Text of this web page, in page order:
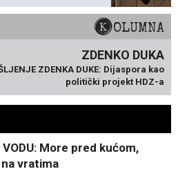
KOLUMNA
ZDENKO DUKA
ZDENKA DUKE: Dijaspora kao
politički projekt HDZ-a
VODU: More pred kućom,
vratima